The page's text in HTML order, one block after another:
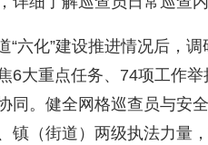
化”建设推进情况后，调
6大重点任务、74项工作
同。健全网格巡查员与安
镇（街道）两级执法力量